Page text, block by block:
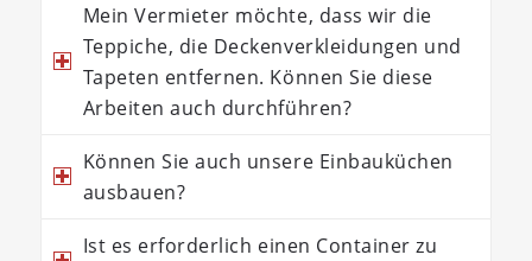
Mein Vermieter möchte, dass wir die
Teppiche, die Deckenverkleidungen und
Tapeten entfernen. Können Sie diese
Arbeiten auch durchführen?
Können Sie auch unsere Einbauküchen
ausbauen?
Ist es erforderlich einen Container zu